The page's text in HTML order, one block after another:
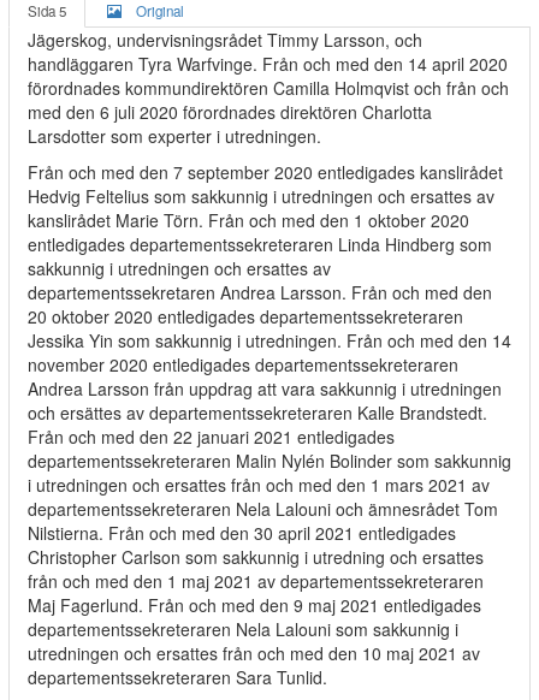
Sida 5 Original
Jägerskog, undervisningsrådet Timmy Larsson, och
handläggaren Tyra Warfvinge. Från och med den 14 april 2020
förordnades kommundirektören Camilla Holmqvist och från och
med den 6 juli 2020 förordnades direktören Charlotta
Larsdotter som experter i utredningen.
Från och med den 7 september 2020 entledigades kanslirådet
Hedvig Feltelius som sakkunnig i utredningen och ersattes av
kanslirådet Marie Törn. Från och med den 1 oktober 2020
entledigades departementssekreteraren Linda Hindberg som
sakkunnig i utredningen och ersattes av
departementssekretaren Andrea Larsson. Från och med den
20 oktober 2020 entledigades departementssekreteraren
Jessika Yin som sakkunnig i utredningen. Från och med den 14
november 2020 entledigades departementssekreteraren
Andrea Larsson från uppdrag att vara sakkunnig i utredningen
och ersättes av departementssekreteraren Kalle Brandstedt.
Från och med den 22 januari 2021 entledigades
departementssekreteraren Malin Nylén Bolinder som sakkunnig
i utredningen och ersattes från och med den 1 mars 2021 av
departementssekreteraren Nela Lalouni och ämnesrådet Tom
Nilstierna. Från och med den 30 april 2021 entledigades
Christopher Carlson som sakkunnig i utredning och ersattes
från och med den 1 maj 2021 av departementssekreteraren
Maj Fagerlund. Från och med den 9 maj 2021 entledigades
departementssekreteraren Nela Lalouni som sakkunnig i
utredningen och ersattes från och med den 10 maj 2021 av
departementssekreteraren Sara Tunlid.